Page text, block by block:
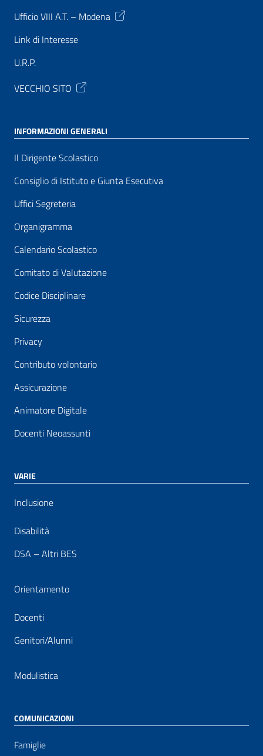
Ufficio VIII A.T. – Modena
Link di Interesse
U.R.P.
VECCHIO SITO
INFORMAZIONI GENERALI
Il Dirigente Scolastico
Consiglio di Istituto e Giunta Esecutiva
Uffici Segreteria
Organigramma
Calendario Scolastico
Comitato di Valutazione
Codice Disciplinare
Sicurezza
Privacy
Contributo volontario
Assicurazione
Animatore Digitale
Docenti Neoassunti
VARIE
Inclusione
Disabilità
DSA – Altri BES
Orientamento
Docenti
Genitori/Alunni
Modulistica
COMUNICAZIONI
Famiglie